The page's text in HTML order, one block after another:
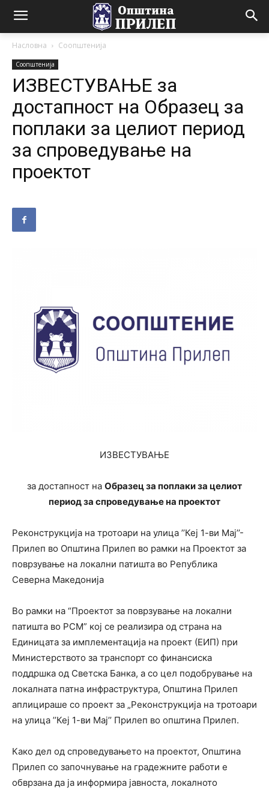
Насловна Соопштенија
Соопштенија
ИЗВЕСТУВАЊЕ за
достапност на Образец за
поплаки за целиот период
за спроведување на
проектот
ИЗВЕСТУВАЊЕ
за достапност на Образец за поплаки за целиот
период за спроведување на проектот
Реконструкција на тротоари на улица ’’Кеј 1-ви Мај’’-
Прилеп во Општина Прилеп во рамки на Проектот за
поврзување на локални патишта во Република
Северна Македонија
Во рамки на “Проектот за поврзување на локални
патишта во РСМ” кој се реализира од страна на
Единицата за имплементација на проект (ЕИП) при
Министерството за транспорт со финансиска
поддршка од Светска Банка, а со цел подобрување на
локалната патна инфраструктура, Општина Прилеп
аплицираше со проект за „Реконструкција на тротоари
на улица ’’Кеј 1-ви Мај’’ Прилеп во општина Прилеп.
Како дел од спроведувањето на проектот, Општина
Прилеп со започнување на градежните работи е
обврзана да ја информира јавноста, локалното